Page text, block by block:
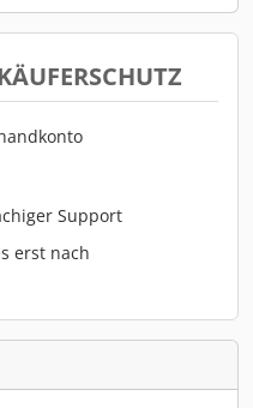
Support
erst nach